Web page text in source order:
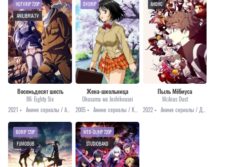
Восемьдесят шесть
86: Eighty Six
2021 •
HDTVRIP 720P
ANILIBRIA.TV
Жена-школьница
Okusama wa Joshikousei
2005 •
DVDRIP
Пыль Мёбиуса
Möbius Dust
2022 •
АНОНС
BDRIP 720P
FUMODUB
WEB-DLRIP 720P
STUDIOBAND